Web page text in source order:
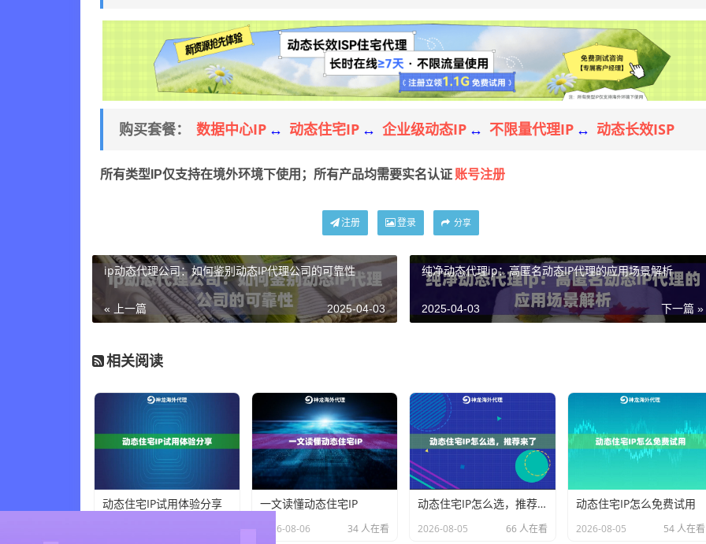
购买套餐： 数据中心IP ↔ 动态住宅IP ↔ 企业级动态IP ↔ 不限量代理IP ↔ 动态长效ISP
所有类型IP仅支持在境外环境下使用；所有产品均需要实名认证 账号注册
注册 登录 分享
ip动态代理公司：如何鉴别动态IP代理公司的可靠性
« 上一篇 2025-04-03
纯净动态代理ip：高匿名动态IP代理的应用场景解析
下一篇 »
2025-04-03
相关阅读
动态住宅IP试用体验分享 一文读懂动态住宅IP
2026-08-06 34 人在看
动态住宅IP怎么选，推荐来了
2026-08-05 66 人在看
动态住宅IP怎么免费试用
2026-08-05 54 人在看